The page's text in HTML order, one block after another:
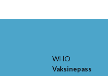
WHO
Vaksinepass